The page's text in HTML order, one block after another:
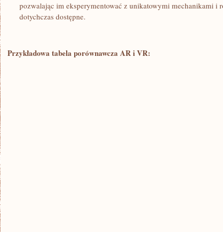
pozwalając im eksperymentować z unikatowymi mechanikami i
dotychczas‌ dostępne.
Przykładowa tabela porównawcza AR i VR: